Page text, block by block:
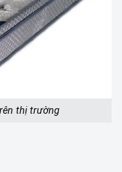
thị trường